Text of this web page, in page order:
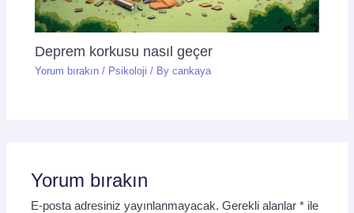
Deprem korkusu nasıl geçer
Yorum bırakın / Psikoloji / Bycankaya
Yorum bırakın
E-posta adresiniz yayınlanmayacak. Gerekli alanlar* ile